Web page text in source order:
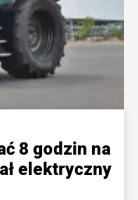
8 godzin na
elektryczny